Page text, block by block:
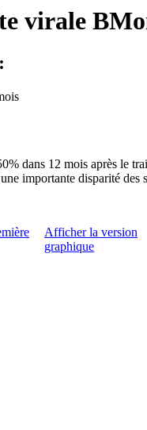
virale
dans 12 mois après le
importante disparité des
Afficher la version
graphique